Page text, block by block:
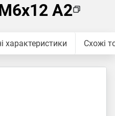
A2
характеристики Схожі